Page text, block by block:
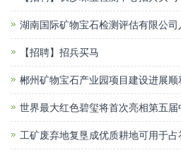
湖南国际矿物宝石检测评估有限公司
【招聘】招兵买马
郴州矿物宝石产业园项目建设进展顺
世界最大红色碧玺将首次亮相第五届
工矿废弃地复垦成优质耕地可用于占